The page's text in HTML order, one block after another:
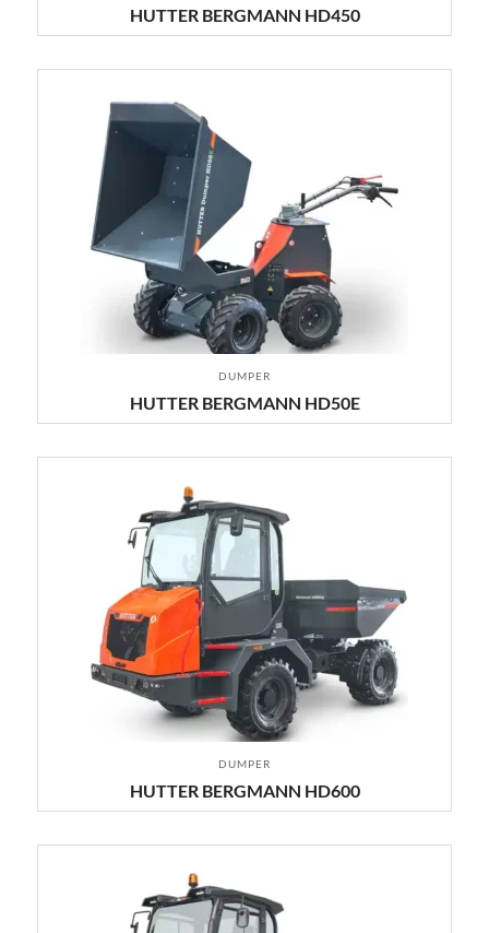
HUTTER BERGMANN HD450
DUMPER
HUTTER BERGMANN HD50E
DUMPER
HUTTER BERGMANN HD600